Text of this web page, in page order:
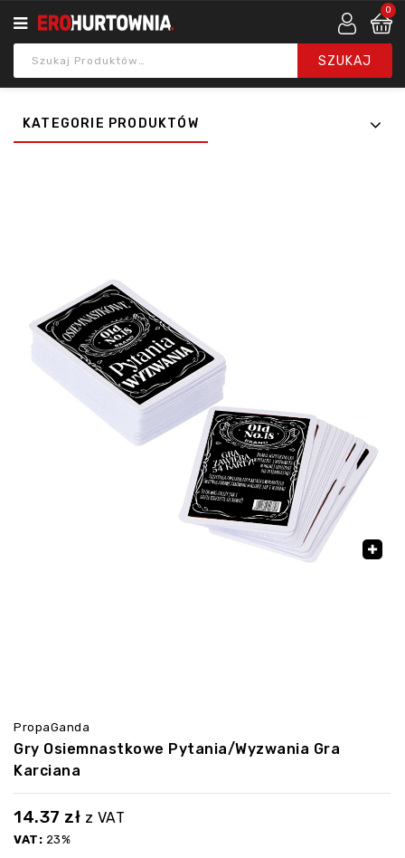
0
KATEGORIE PRODUKTÓW
PropaGanda
Gry Osiemnastkowe Pytania/Wyzwania Gra
Karciana
14.37 zł z VAT
VAT: 23%